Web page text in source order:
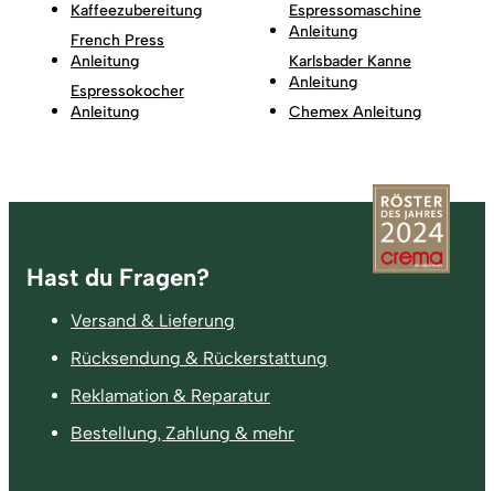
Kaffeezubereitung
French Press
Anleitung
Espressokocher
Anleitung
Espressomaschine
Anleitung
Karlsbader Kanne
Anleitung
Chemex Anleitung
Fußzeile
Hast du Fragen?
Versand & Lieferung
Rücksendung & Rückerstattung
Reklamation & Reparatur
Bestellung, Zahlung & mehr